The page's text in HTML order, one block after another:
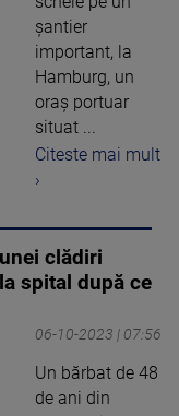
şantier
important, la
Hamburg, un
oraş portuar
situat ...
Citeste mai mult
›
clădiri
spital după ce
06-10-2023 | 07:56
Un bărbat de 48
de ani din